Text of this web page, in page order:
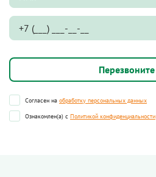
Согласен на обработку персональных данных
Ознакомлен(а) с Политикой конфиденциальности